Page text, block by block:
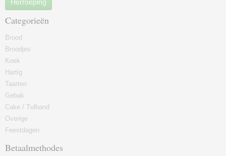
Categorieën
Brood
Broodjes
Koek
Hartig
Taarten
Gebak
Cake / Tulband
Overige
Feestdagen
Betaalmethodes